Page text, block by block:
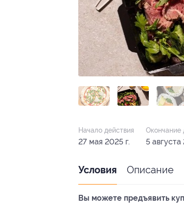
Начало действия
27 мая 2025 г.
Окончание
5 августа
Условия Описание
Вы можете предъявить